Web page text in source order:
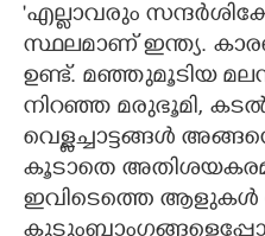
'എല്ലാവരും
സ്ഥലമാണ് ഇന്ത്യ.
ഉണ്ട്. മഞ്ഞുമൂടിയ
നിറഞ്ഞ മരുഭൂമി,
വെള്ളച്ചാട്ടങ്ങൾ
കൂടാതെ
ഇവിടെത്തെ ആളുകൾ